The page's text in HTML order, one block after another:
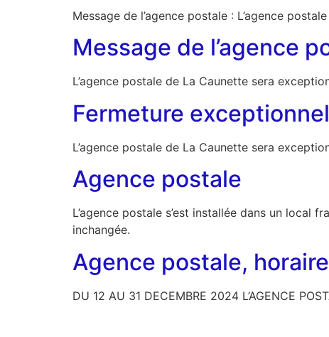
Message de l’agence postale : L’agence
Message de l’agence
L’agence postale de La Caunette sera
Fermeture
L’agence postale de La Caunette sera
Agence postale
L’agence postale s’est installée dans un local
inchangée.
Agence postale,
DU 12 AU 31 DECEMBRE 2024 L’AGENCE